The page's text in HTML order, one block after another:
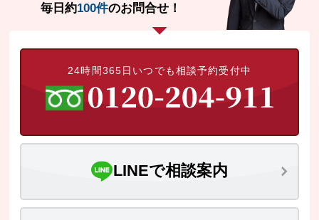
毎日約100件のお問合せ！
24時間365日いつでも相談予約受付中
LINEで相談案内